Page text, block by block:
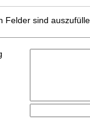
Felder sind